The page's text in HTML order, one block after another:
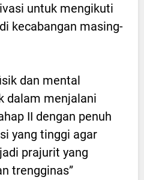
untuk mengikuti
kecabangan masing-
dan mental
dalam menjalani
II dengan penuh
yang tinggi agar
prajurit yang
trengginas”